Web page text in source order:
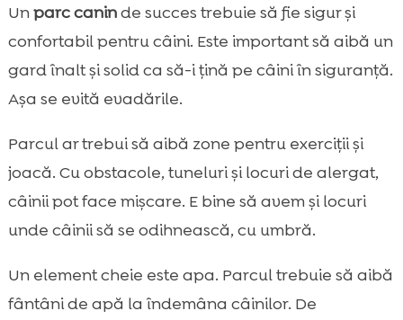
Unparc caninde succes trebuie să fie sigur și
confortabil pentru câini. Este important să aibă un
gard înalt și solid ca să-i țină pe câini în siguranță.
Așa se evită evadările.
Parcul ar trebui să aibă zone pentru exerciții și
joacă. Cu obstacole, tuneluri și locuri de alergat,
câinii pot face mișcare. E bine să avem și locuri
unde câinii să se odihnească, cu umbră.
Un element cheie este apa. Parcul trebuie să aibă
fântâni de apă la îndemâna câinilor. De